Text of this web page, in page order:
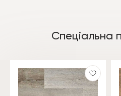
Спеціальна